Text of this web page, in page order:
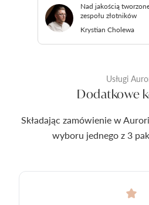
Nad jakością
zespołu złotników
Krystian Cholewa
Usługi
Dodatkowe
Składając zamówienie w
wyboru jednego z 3